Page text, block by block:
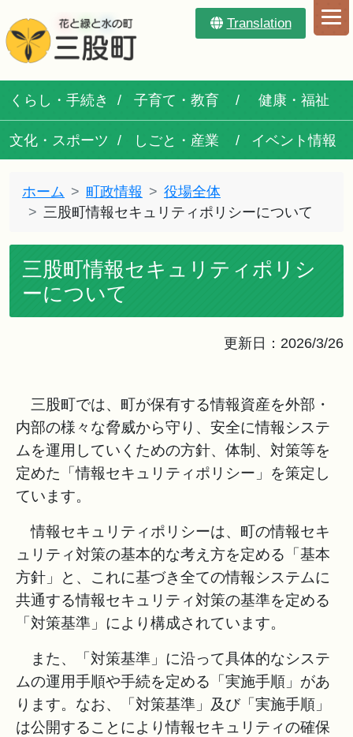
Translation
くらし・手続き 子育て・教育 健康・福祉
文化・スポーツ しごと・産業 イベント情報
ホーム 町政情報
役場全体
三股町情報セキュリティポリシーについて
三股町情報セキュリティポリシ
ーについて
更新日：2026/3/26
三股町では、町が保有する情報資産を外部・
内部の様々な脅威から守り、安全に情報システ
ムを運用していくための方針、体制、対策等を
定めた「情報セキュリティポリシー」を策定し
ています。
情報セキュリティポリシーは、町の情報セキ
ュリティ対策の基本的な考え方を定める「基本
方針」と、これに基づき全ての情報システムに
共通する情報セキュリティ対策の基準を定める
「対策基準」により構成されています。
また、「対策基準」に沿って具体的なシステ
ムの運用手順や手続を定める「実施手順」があ
ります。なお、「対策基準」及び「実施手順」
は公開することにより情報セキュリティの確保